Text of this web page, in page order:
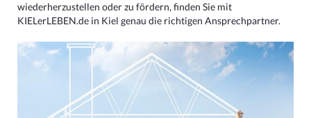
wiederherzustellen oder zu fördern, finden Sie mit
KIELerLEBEN.de in Kiel genau die richtigen Ansprechpartner.